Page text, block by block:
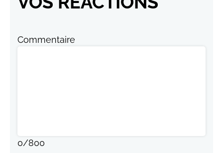
Commentaire
0/800